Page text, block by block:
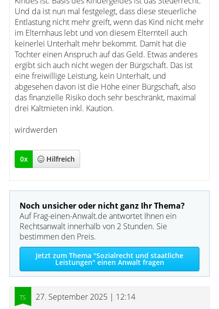
Und da ist nun mal festgelegt, dass diese steuerliche
Entlastung nicht mehr greift, wenn das Kind nicht mehr
im Elternhaus lebt und von diesem Elternteil auch
keinerlei Unterhalt mehr bekommt. Damit hat die
Tochter einen Anspruch auf das Geld. Etwas anderes
ergibt sich auch nicht wegen der Bürgschaft. Das ist
eine freiwillige Leistung, kein Unterhalt, und
abgesehen davon ist die Höhe einer Bürgschaft, also
das finanzielle Risiko doch sehr beschränkt, maximal
drei Kaltmieten inkl. Kaution.
wirdwerden
0x Hilfreich
Noch unsicher oder nicht ganz Ihr Thema?
Auf Frag-einen-Anwalt.de antwortet Ihnen ein
Rechtsanwalt innerhalb von 2 Stunden. Sie
bestimmen den Preis.
Jetzt zum Thema "Sozialrecht und staatliche
Leistungen" einen Anwalt fragen
27. September 2025 | 12:14